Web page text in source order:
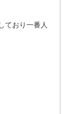
ており一番人